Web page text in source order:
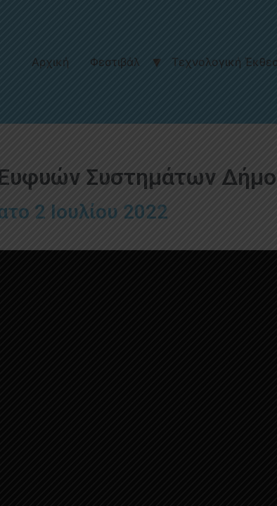
Αρχική Φεστιβάλ Τεχνολογική
Συστημάτων
2 Ιουλίου 2022